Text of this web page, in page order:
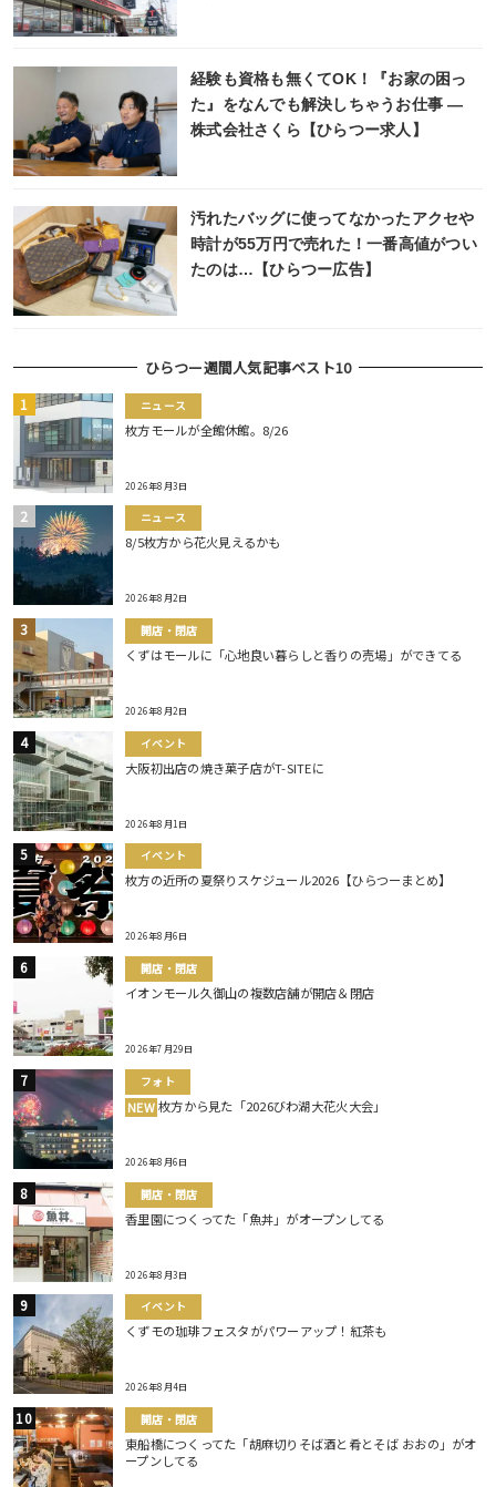
経験も資格も無くてOK！『お家の困っ
た』をなんでも解決しちゃうお仕事 ―
株式会社さくら【ひらつー求人】
汚れたバッグに使ってなかったアクセや
時計が55万円で売れた！一番高値がつい
たのは…【ひらつー広告】
ひらつー週間人気記事ベスト10
ニュース
枚方モールが全館休館。8/26
2026年8月3日
ニュース
8/5枚方から花火見えるかも
2026年8月2日
開店・閉店
くずはモールに「心地良い暮らしと香りの売場」ができてる
2026年8月2日
イベント
大阪初出店の焼き菓子店がT-SITEに
2026年8月1日
イベント
枚方の近所の夏祭りスケジュール2026【ひらつーまとめ】
2026年8月6日
開店・閉店
イオンモール久御山の複数店舗が開店＆閉店
2026年7月29日
フォト
NEW 枚方から見た「2026びわ湖大花火大会」
2026年8月6日
開店・閉店
香里園につくってた「魚丼」がオープンしてる
2026年8月3日
イベント
くずモの珈琲フェスタがパワーアップ！紅茶も
2026年8月4日
開店・閉店
東船橋につくってた「胡麻切りそば酒と肴とそば おおの」がオ
ープンしてる